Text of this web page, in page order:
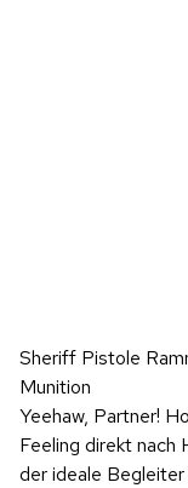
Sheriff Pistole
Munition
Yeehaw, Partner!
Feeling direkt nach
der ideale